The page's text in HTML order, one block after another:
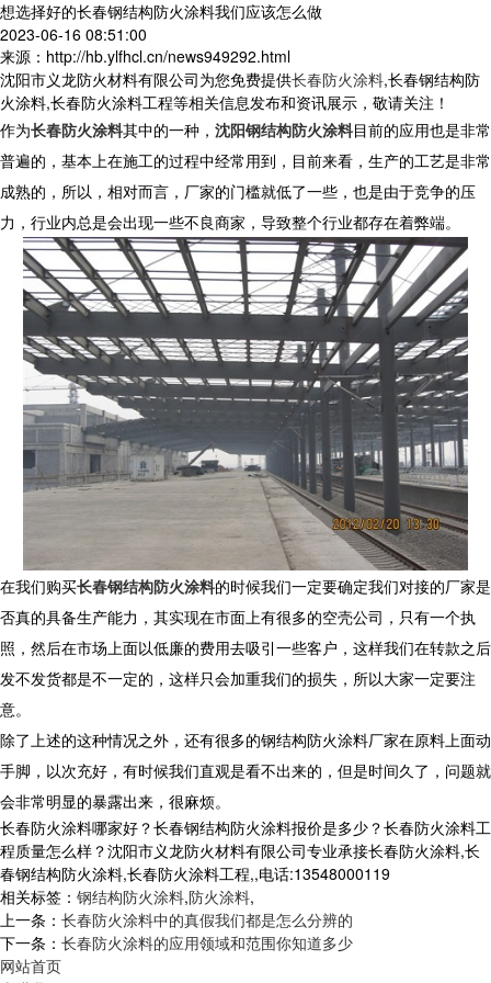
想选择好的长春钢结构防火涂料我们应该怎么做
2023-06-16 08:51:00
来源：http://hb.ylfhcl.cn/news949292.html
沈阳市义龙防火材料有限公司为您免费提供长春防火涂料,长春钢结构防
火涂料,长春防火涂料工程等相关信息发布和资讯展示，敬请关注！
作为长春防火涂料其中的一种， 沈阳钢结构防火涂料目前的应用也是非常
普遍的，基本上在施工的过程中经常用到，目前来看，生产的工艺是非常
成熟的，所以，相对而言，厂家的门槛就低了一些，也是由于竞争的压
力，行业内总是会出现一些不良商家，导致整个行业都存在着弊端。
在我们购买长春钢结构防火涂料的时候我们一定要确定我们对接的厂家是
否真的具备生产能力，其实现在市面上有很多的空壳公司，只有一个执
照，然后在市场上面以低廉的费用去吸引一些客户，这样我们在转款之后
发不发货都是不一定的，这样只会加重我们的损失，所以大家一定要注
意。
除了上述的这种情况之外，还有很多的钢结构防火涂料厂家在原料上面动
手脚，以次充好，有时候我们直观是看不出来的，但是时间久了，问题就
会非常明显的暴露出来，很麻烦。
长春防火涂料哪家好？长春钢结构防火涂料报价是多少？长春防火涂料工
程质量怎么样？沈阳市义龙防火材料有限公司专业承接长春防火涂料,长
春钢结构防火涂料,长春防火涂料工程,,电话:13548000119
相关标签： 钢结构防火涂料,防火涂料,
上一条： 长春防火涂料中的真假我们都是怎么分辨的
下一条： 长春防火涂料的应用领域和范围你知道多少
网站首页